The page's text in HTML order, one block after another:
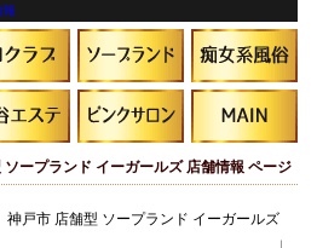
報
ソープランド イーガールズ 店舗情報 ページ
神戸市 店舗型 ソープランド イーガールズ